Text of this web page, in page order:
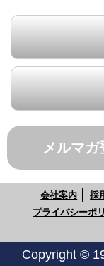
メルマガ
会社案内 採
プライバシーポ
Copyright ©